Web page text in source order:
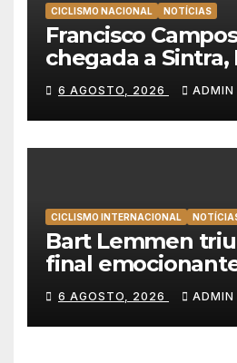
CICLISMO NACIONAL NOTÍCIAS
Francisco
chegada a Sintra,
veste de amarelo
Portugal
6 AGOSTO, 2026 ADMIN
CICLISMO INTERNACIONAL
Bart Lemmen
final
a primeira vitória
na Volta à Polónia
6 AGOSTO, 2026 ADMIN